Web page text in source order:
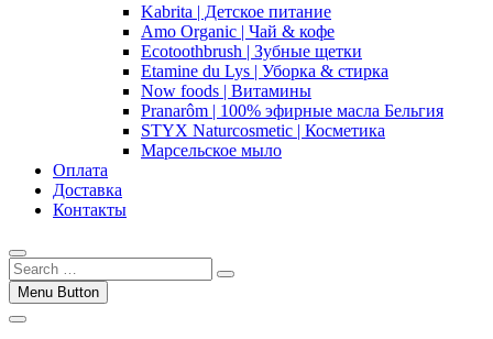
Kabrita | Детское питание
Amo Organic | Чай & кофе
Ecotoothbrush | Зубные щетки
Etamine du Lys | Уборка & стирка
Now foods | Витамины
Pranarôm | 100% эфирные масла Бельгия
STYX Naturcosmetic | Косметика
Марсельское мыло
Оплата
Доставка
Контакты
Menu Button